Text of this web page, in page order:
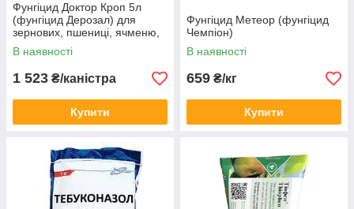
Фунгіцид Доктор Кроп 5л
(фунгіцид Дерозал) для
зернових, пшениці, ячменю,
жита, буряків, соняшнику
В наявності
1 523 ₴/каністра
Купити
Фунгіцид Метеор (фунгіцид
Чемпіон)
В наявності
659 ₴/кг
Купити